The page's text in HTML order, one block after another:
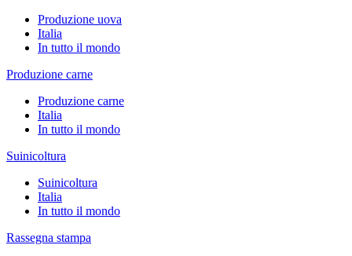
Produzione uova
Italia
In tutto il mondo
Produzione carne
Produzione carne
Italia
In tutto il mondo
Suinicoltura
Suinicoltura
Italia
In tutto il mondo
Rassegna stampa